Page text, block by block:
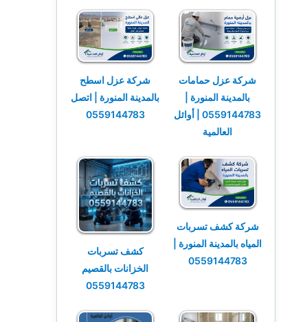
شركة عزل حمامات
بالمدينة المنورة |
0559144783 | أوائل
العالمية
شركة عزل اسطح
بالمدينة المنورة | اتصل
0559144783
شركة كشف تسربات
المياه بالمدينة المنورة |
0559144783
كشف تسربات
الخزانات بالقصيم
0559144783